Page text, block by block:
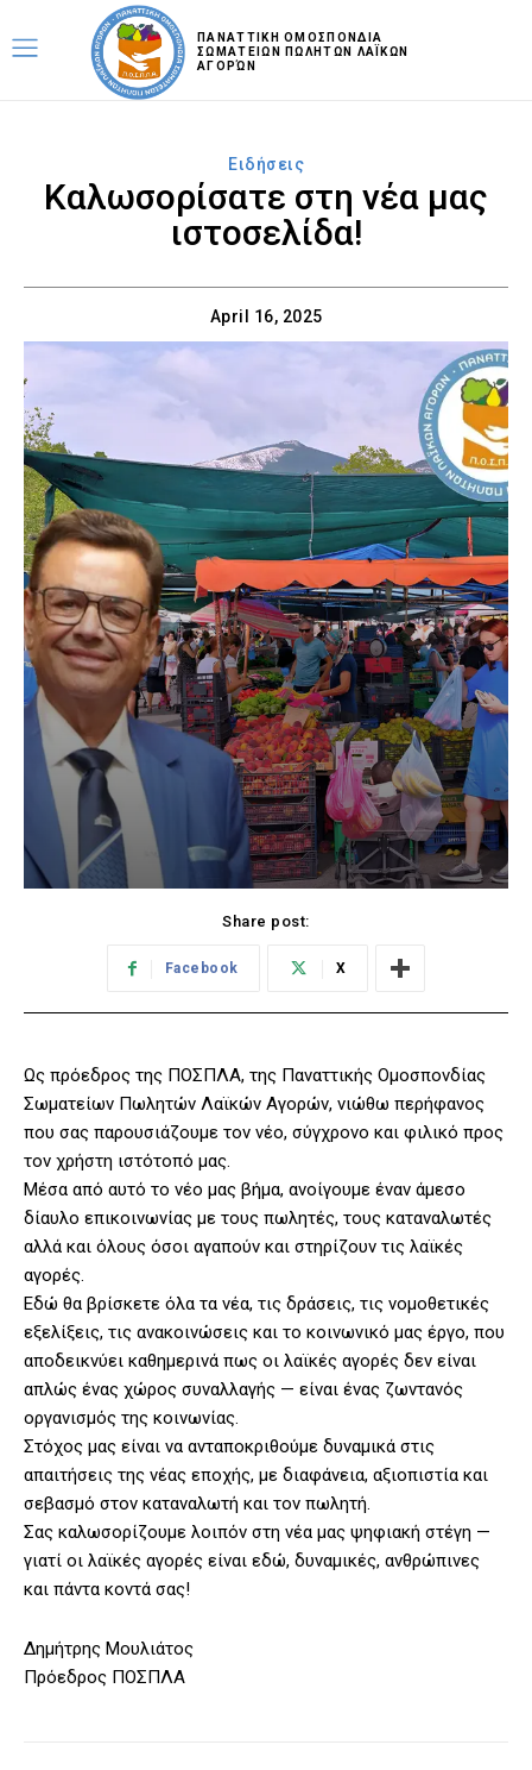
ΠΑΝΑΤΤΙΚΗ ΟΜΟΣΠΟΝΔΙΑ
ΣΩΜΑΤΕΙΩΝ ΠΩΛΗΤΩΝ ΛΑΪΚΩΝ
ΑΓΟΡΏΝ
Ειδήσεις
Καλωσορίσατε στη νέα μας
ιστοσελίδα!
April 16, 2025
Share post:
Facebook X
Ως πρόεδρος της ΠΟΣΠΛΑ, της Παναττικής Ομοσπονδίας
Σωματείων Πωλητών Λαϊκών Αγορών, νιώθω περήφανος
που σας παρουσιάζουμε τον νέο, σύγχρονο και φιλικό προς
τον χρήστη ιστότοπό μας.
Μέσα από αυτό το νέο μας βήμα, ανοίγουμε έναν άμεσο
δίαυλο επικοινωνίας με τους πωλητές, τους καταναλωτές
αλλά και όλους όσοι αγαπούν και στηρίζουν τις λαϊκές
αγορές.
Εδώ θα βρίσκετε όλα τα νέα, τις δράσεις, τις νομοθετικές
εξελίξεις, τις ανακοινώσεις και το κοινωνικό μας έργο, που
αποδεικνύει καθημερινά πως οι λαϊκές αγορές δεν είναι
απλώς ένας χώρος συναλλαγής — είναι ένας ζωντανός
οργανισμός της κοινωνίας.
Στόχος μας είναι να ανταποκριθούμε δυναμικά στις
απαιτήσεις της νέας εποχής, με διαφάνεια, αξιοπιστία και
σεβασμό στον καταναλωτή και τον πωλητή.
Σας καλωσορίζουμε λοιπόν στη νέα μας ψηφιακή στέγη —
γιατί οι λαϊκές αγορές είναι εδώ, δυναμικές, ανθρώπινες
και πάντα κοντά σας!
Δημήτρης Μουλιάτος
Πρόεδρος ΠΟΣΠΛΑ